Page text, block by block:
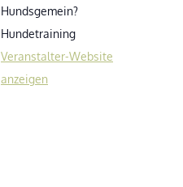
Hundsgemein?
Hundetraining
Veranstalter-Website
anzeigen